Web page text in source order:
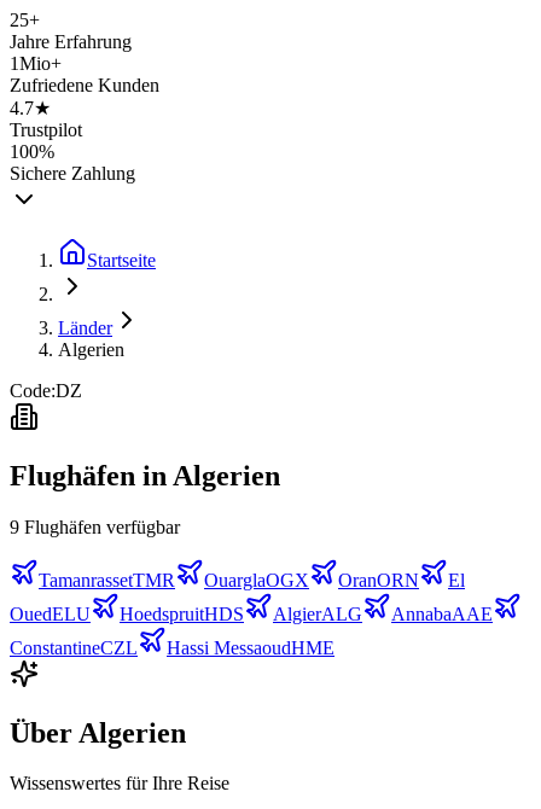
25+
Jahre Erfahrung
1Mio+
Zufriedene Kunden
4.7★
Trustpilot
100%
Sichere Zahlung
Startseite
Länder
Algerien
Code:DZ
Flughäfen in Algerien
9 Flughäfen verfügbar
TamanrassetTMR OuarglaOGX OranORN
El
OuedELU HoedspruitHDS AlgierALG AnnabaAAE
ConstantineCZL Hassi MessaoudHME
Über Algerien
Wissenswertes für Ihre Reise